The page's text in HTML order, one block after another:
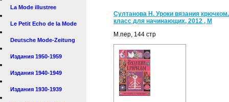
La Mode illustree
Le Petit Echo de la Mode
Deutsche Mode-Zeitung
Издания 1950-1959
Издания 1940-1949
Издания 1930-1939
Султанова Н. Уроки вязания
класс для начинающих, 2012 , М
М.пер, 144 стр